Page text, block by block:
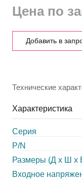
Цена по
Добавить в
Технические
Характеристика
Серия
P/N
Размеры (Д х Ш х
Входное